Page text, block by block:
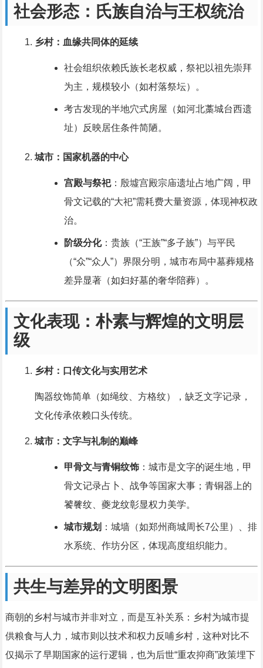
社会形态：氏族自治与王权统治
乡村：血缘共同体的延续
社会组织依赖氏族长老权威，祭祀以祖先崇拜
为主，规模较小（如村落祭坛）。
考古发现的半地穴式房屋（如河北藁城台西遗
址）反映居住条件简陋。
城市：国家机器的中心
宫殿与祭祀：殷墟宫殿宗庙遗址占地广阔，甲
骨文记载的“大祀”需耗费大量资源，体现神权政
治。
阶级分化：贵族（“王族”“多子族”）与平民
（“众”“众人”）界限分明，城市布局中墓葬规格
差异显著（如妇好墓的奢华陪葬）。
文化表现：朴素与辉煌的文明层
级
乡村：口传文化与实用艺术
陶器纹饰简单（如绳纹、方格纹），缺乏文字记录，
文化传承依赖口头传统。
城市：文字与礼制的巅峰
甲骨文与青铜纹饰：城市是文字的诞生地，甲
骨文记录占卜、战争等国家大事；青铜器上的
饕餮纹、夔龙纹彰显权力美学。
城市规划 ：城墙（如郑州商城周长7公里）、排
水系统、作坊分区，体现高度组织能力。
共生与差异的文明图景
商朝的乡村与城市并非对立，而是互补关系：乡村为城市提
供粮食与人力，城市则以技术和权力反哺乡村，这种对比不
仅揭示了早期国家的运行逻辑，也为后世“重农抑商”政策埋下